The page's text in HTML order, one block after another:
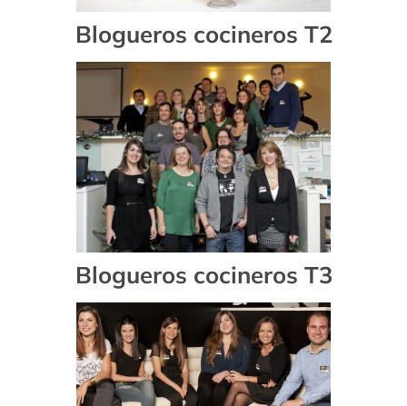
Blogueros cocineros T2
Blogueros cocineros T3